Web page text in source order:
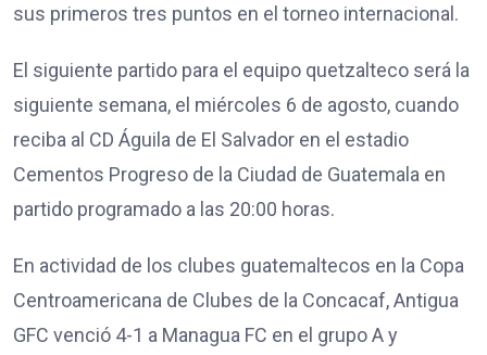
sus primeros tres puntos en el torneo internacional.
El siguiente partido para el equipo quetzalteco será la
siguiente semana, el miércoles 6 de agosto, cuando
reciba al CD Águila de El Salvador en el estadio
Cementos Progreso de la Ciudad de Guatemala en
partido programado a las 20:00 horas.
En actividad de los clubes guatemaltecos en la Copa
Centroamericana de Clubes de la Concacaf, Antigua
GFC venció 4-1 a Managua FC en el grupo A y